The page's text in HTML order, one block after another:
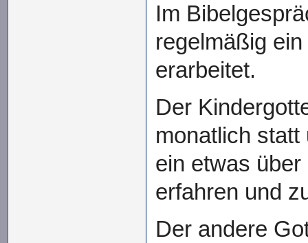
Im
regelmäßig
erarbeitet.
Der
monatlich statt
ein etwas
erfahren und
Der andere